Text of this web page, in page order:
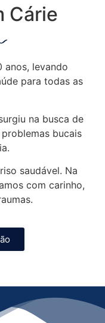
Cárie
anos, levando
para todas as
na busca de
bucais
saudável. Na
com carinho,